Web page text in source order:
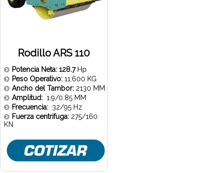
Rodillo ARS 110
Potencia Neta: 128.7Hp
Peso Operativo: 11.600 KG
Ancho del Tambor: 2130 MM
Amplitud: 1.9/0.85 MM
Frecuencia: 32/95 Hz
Fuerza centrifuga: 275/160
KN